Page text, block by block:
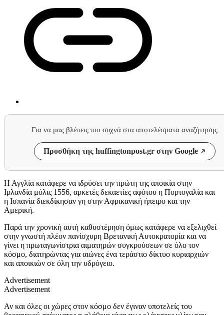
Για να μας βλέπεις πιο συχνά στα αποτελέσματα αναζήτησης
Προσθήκη της huffingtonpost.gr στην Google
Η Αγγλία κατάφερε να ιδρύσει την πρώτη της αποικία στην
Ιρλανδία μόλις 1556, αρκετές δεκαετίες αφότου η Πορτογαλία και
η Ισπανία διεκδίκησαν γη στην Αφρικανική ήπειρο και την
Αμερική.
Παρά την χρονική αυτή καθυστέρηση όμως κατάφερε να εξελιχθεί
στην γνωστή πλέον πανίσχυρη Βρετανική Αυτοκρατορία και να
γίνει η πρωταγωνίστρια αιματηρών συγκρούσεων σε όλο τον
κόσμο, διατηρώντας για αιώνες ένα τεράστιο δίκτυο κυριαρχιών
και αποικιών σε όλη την υδρόγειο.
Advertisement
Advertisement
Αν και όλες οι χώρες στον κόσμο δεν έγιναν υποτελείς του